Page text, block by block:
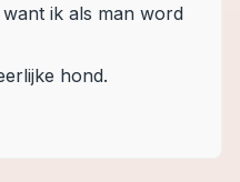
ik als man word
hond.